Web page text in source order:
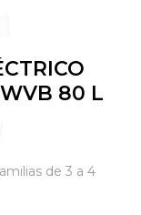
80 L
de 3 a 4